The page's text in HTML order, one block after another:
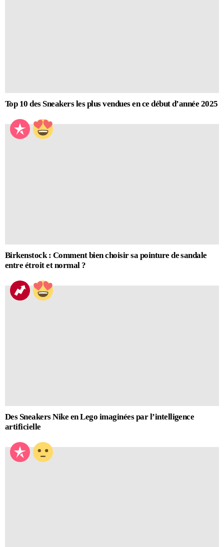
Top 10 des Sneakers les plus vendues en ce début d’année 2025
Birkenstock : Comment bien choisir sa pointure de sandale
entre étroit et normal ?
Des Sneakers Nike en Lego imaginées par l’intelligence
artificielle